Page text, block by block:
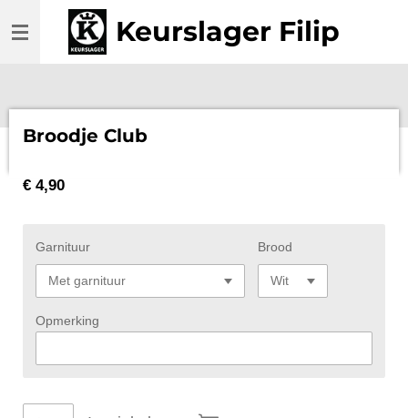
direct
Keurslager Filip
Broodje Club
€ 4,90
Garnituur Brood
Opmerking